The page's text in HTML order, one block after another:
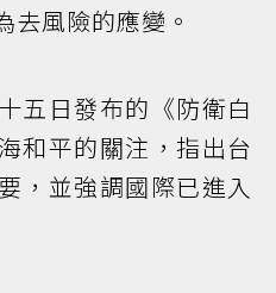
去風險的應變。
五日發布的《防衛白
和平的關注，指出台
，並強調國際已進入